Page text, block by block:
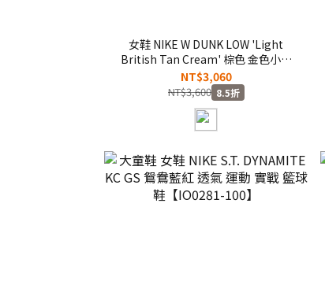
女鞋 NIKE W DUNK LOW 'Light
British Tan Cream' 棕色 金色小勾
麂皮 復古 運動 休閒鞋【IO4244-
200】
NT$3,060
NT$3,600 8.5折